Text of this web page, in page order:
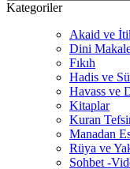
Kategoriler
Akaid ve
Dini
Fıkıh
Hadis ve
Havass ve
Kitaplar
Kuran
Manadan
Rüya ve
Sohbet -